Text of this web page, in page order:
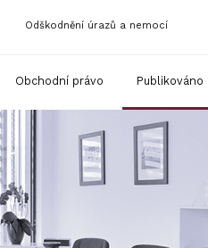
Odškodnění úrazů a nemocí
Obchodní právo Publikováno